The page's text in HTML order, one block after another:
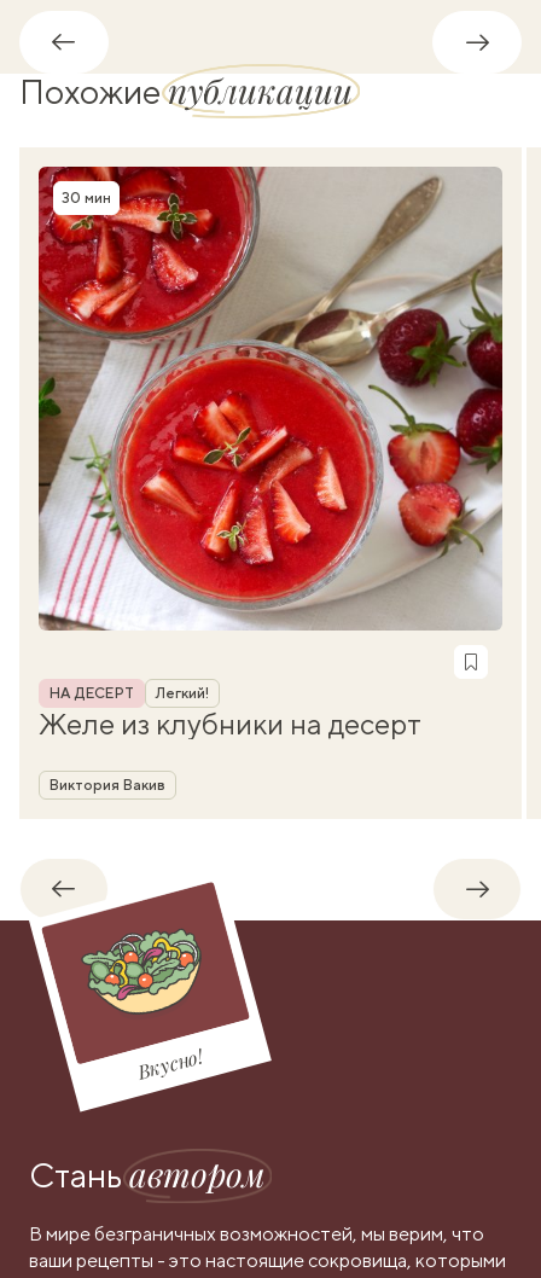
Обратно
Похожиепубликации
Время приготовления
30 мин
Рубрика
НА ДЕСЕРТ Легкий!
Желе из клубники на десерт
Автор
Виктория Вакив
Обратно
Вкусно!
Станьавтором
В мире безграничных возможностей, мы верим, что
ваши рецепты - это настоящие сокровища, которыми